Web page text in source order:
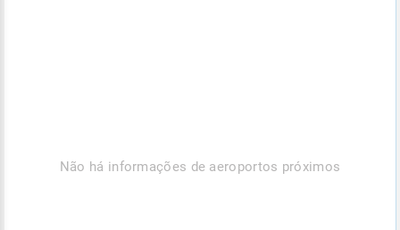
Não há informações de aeroportos próximos